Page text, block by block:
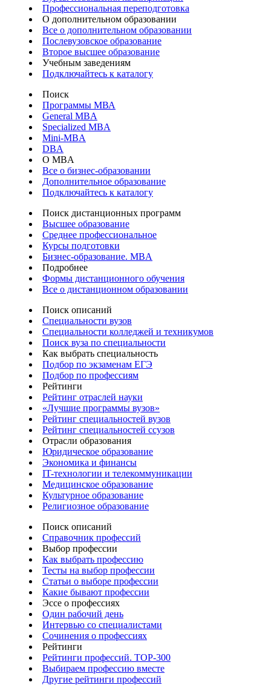
Профессиональная переподготовка
О дополнительном образовании
Все о дополнительном образовании
Послевузовское образование
Второе высшее образование
Учебным заведениям
Подключайтесь к каталогу
Поиск
Программы МВА
General MBA
Specialized MBA
Mini-MBA
DBA
О MBA
Все о бизнес-образовании
Дополнительное образование
Подключайтесь к каталогу
Поиск дистанционных программ
Высшее образование
Среднее профессиональное
Курсы подготовки
Бизнес-образование. MBA
Подробнее
Формы дистанционного обучения
Все о дистанционном образовании
Поиск описаний
Специальности вузов
Специальности колледжей и техникумов
Поиск вуза по специальности
Как выбрать специальность
Подбор по экзаменам ЕГЭ
Подбор по профессиям
Рейтинги
Рейтинг отраслей науки
«Лучшие программы вузов»
Рейтинг специальностей вузов
Рейтинг специальностей ссузов
Отрасли образования
Юридическое образование
Экономика и финансы
IT-технологии и телекоммуникации
Медицинское образование
Культурное образование
Религиозное образование
Поиск описаний
Справочник профессий
Выбор профессии
Как выбрать профессию
Тесты на выбор профессии
Статьи о выборе профессии
Какие бывают профессии
Эссе о профессиях
Один рабочий день
Интервью со специалистами
Сочинения о профессиях
Рейтинги
Рейтинги профессий. TOP-300
Выбираем профессию вместе
Другие рейтинги профессий